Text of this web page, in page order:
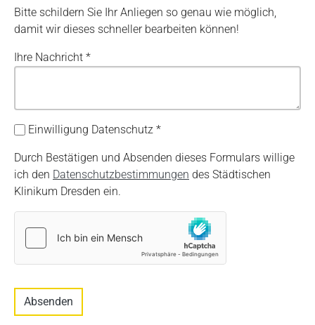
Bitte schildern Sie Ihr Anliegen so genau wie möglich,
damit wir dieses schneller bearbeiten können!
Ihre Nachricht *
Einwilligung Datenschutz *
Durch Bestätigen und Absenden dieses Formulars willige
ich den Datenschutzbestimmungen des Städtischen
Klinikum Dresden ein.
Absenden